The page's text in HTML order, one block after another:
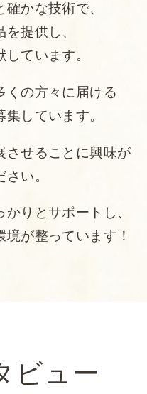
かな技術で、
提供し、
ています。
くの方々に届ける
集しています。
させることに興味が
い。
りとサポートし、
が整っています！
ビュー